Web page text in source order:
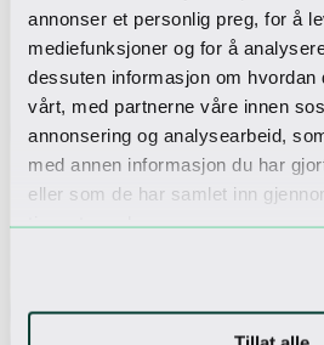
annonser et personlig preg, for å
mediefunksjoner og for å
dessuten informasjon om hvordan
vårt, med partnerne våre innen
annonsering og analysearbeid,
med annen informasjon du har
eller som de har samlet inn
tjenestene deres.